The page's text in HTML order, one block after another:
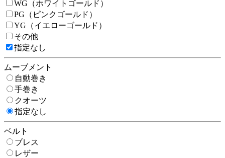
WG（ホワイトゴールド）
PG（ピンクゴールド）
YG（イエローゴールド）
その他
指定なし
ムーブメント
自動巻き
手巻き
クオーツ
指定なし
ベルト
ブレス
レザー